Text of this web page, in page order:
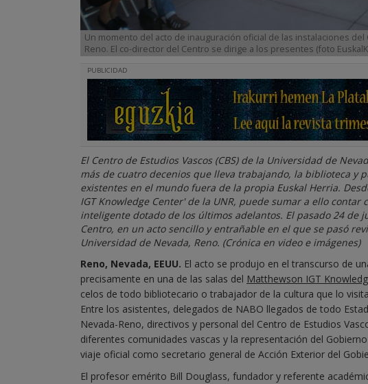
Un momento del acto de inauguración oficial de las instalaciones
Reno. El co-director del Centro se dirige a los presentes (foto
PUBLICIDAD
El Centro de Estudios Vascos (CBS) de la Universidad de
más de cuatro decenios que lleva trabajando, la biblioteca y
existentes en el mundo fuera de la propia Euskal Herria.
IGT Knowledge Center' de la UNR, puede sumar a ello
inteligente dotado de los últimos adelantos. El pasado 24
Centro, en un acto sencillo y entrañable en el que se pasó
Universidad de Nevada, Reno. (Crónica en video e imágenes)
Reno, Nevada, EEUU. El acto se produjo en el transcurso de
precisamente en una de las salas del Matthewson IGT
celos de todo bibliotecario o trabajador de la cultura que lo
Entre los asistentes, delegados de NABO llegados de todo
Nevada-Reno, directivos y personal del Centro de Estudios
diferentes comunidades vascas y la representación del
viaje oficial como secretario general de Acción Exterior del
El profesor emérito Bill Douglass, fundador y referente